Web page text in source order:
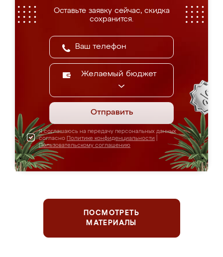
Оставьте заявку сейчас, скидка
сохранится.
Желаемый бюджет
Отправить
Я соглашаюсь на передачу персональных данных
согласно Политике конфиденциальности
Пользовательскому соглашению
ПОСМОТРЕТЬ
МАТЕРИАЛЫ